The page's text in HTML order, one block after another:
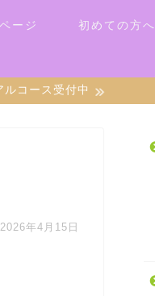
ージ 初めての方へ
コース受付中
年4月15日